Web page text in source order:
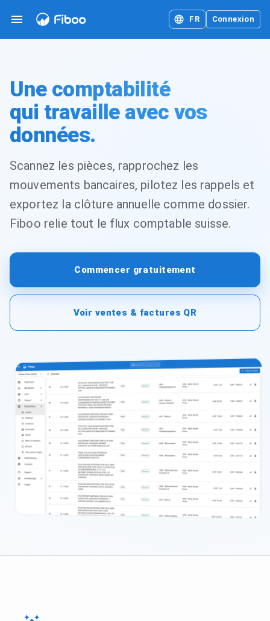
FR Connexion
Une comptabilité
qui travaille avec vos
données.
Scannez les pièces, rapprochez les
mouvements bancaires, pilotez les rappels et
exportez la clôture annuelle comme dossier.
Fiboo relie tout le flux comptable suisse.
Commencer gratuitement
Voir ventes & factures QR